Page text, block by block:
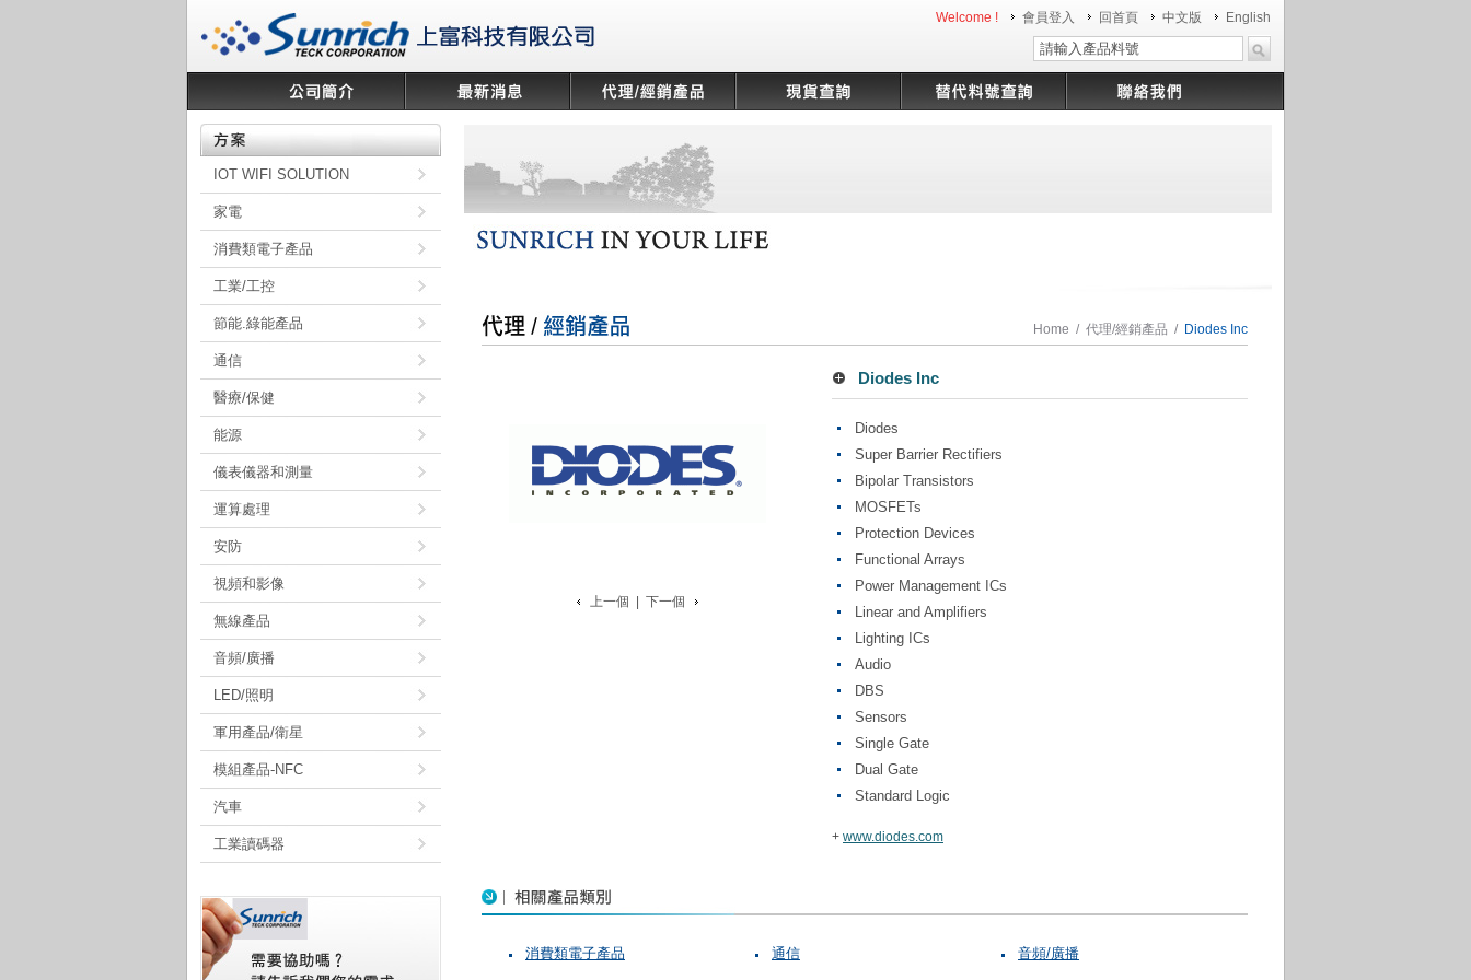
English
中文版
回首頁
會員登入
Welcome !
IOT WIFI SOLUTION
家電
消費類電子產品
工業/工控
節能.綠能產品
通信
醫療/保健
能源
儀表儀器和測量
運算處理
安防
視頻和影像
無線產品
音頻/廣播
LED/照明
軍用產品/衛星
模組產品-NFC
汽車
工業讀碼器
Home / 代理/經銷產品 / Diodes Inc
上一個 下一個
Diodes Inc
Diodes
Super Barrier Rectifiers
Bipolar Transistors
MOSFETs
Protection Devices
Functional Arrays
Power Management ICs
Linear and Amplifiers
Lighting ICs
Audio
DBS
Sensors
Single Gate
Dual Gate
Standard Logic
+ www.diodes.com
消費類電子產品 通信 音頻/廣播